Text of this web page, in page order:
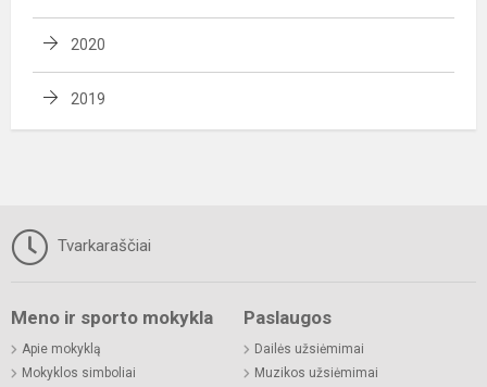
2020
2019
Tvarkaraščiai
Meno ir sporto mokykla
Apie mokyklą
Mokyklos simboliai
Paslaugos
Dailės užsiėmimai
Muzikos užsiėmimai